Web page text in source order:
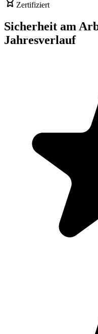
Zertifiziert
Sicherheit am
Jahresverlauf